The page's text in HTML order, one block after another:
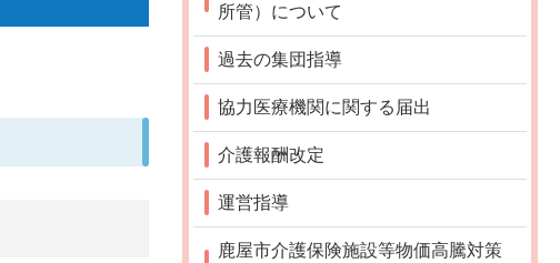
所管）について
過去の集団指導
協力医療機関に関する届出
介護報酬改定
運営指導
鹿屋市介護保険施設等物価高騰対策